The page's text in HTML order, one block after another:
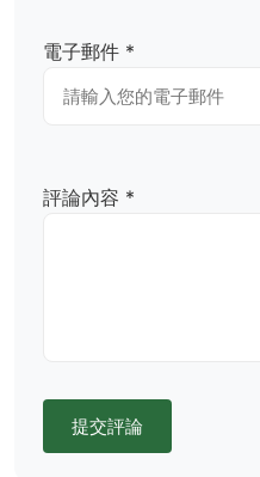
電子郵件 *
評論內容 *
提交評論